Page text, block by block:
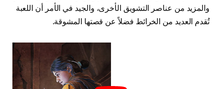
والمزيد من عناصر التشويق الأخرى، والجيد في الأمر أن اللعبة
تُقدم العديد من الخرائط فضلاً عن قصتها المشوقة.